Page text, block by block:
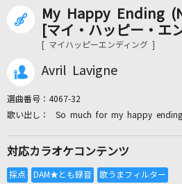
カラオケ検
カラオケリクエ
My Happy Ending
[マイ・ハッピー・エ
[ マイハッピーエンディング ]
Avril Lavigne
選曲番号： 4067-32
So much for my happy ending
対応カラオケコンテンツ